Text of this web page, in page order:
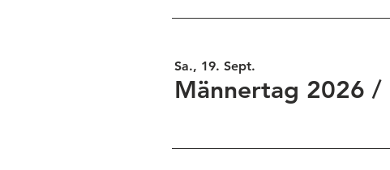
Sa., 19. Sept.
Männertag 2026 /